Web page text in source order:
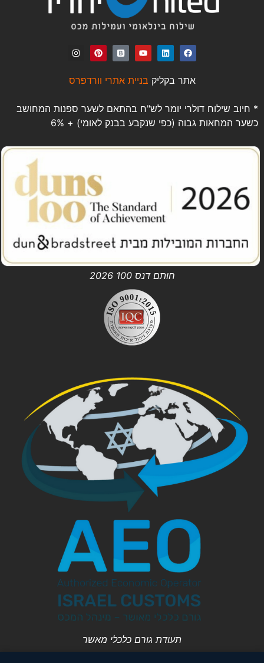
אתר בקליק בניית אתרי וורדפרס
* חיוב שילוח דולרי יומר לש"ח בהתאם לשער ספנות המחושב
כשער המחאות גבוה (כפי שנקבע בבנק לאומי) + 6%
חותם דנס 100 2026
תעודת גורם כלכלי מאשר